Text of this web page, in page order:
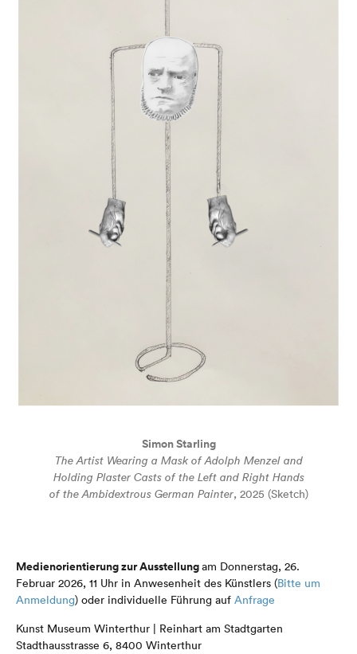
Simon Starling
The Artist Wearing a Mask of Adolph Menzel and
Holding Plaster Casts of the Left and Right Hands
of the Ambidextrous German Painter, 2025 (Sketch)
Medienorientierung zur Ausstellungam Donnerstag, 26.
Februar 2026, 11 Uhr in Anwesenheit des Künstlers (Bitte um
Anmeldung) oder individuelle Führung auf Anfrage
Kunst Museum Winterthur | Reinhart am Stadtgarten
Stadthausstrasse 6, 8400 Winterthur